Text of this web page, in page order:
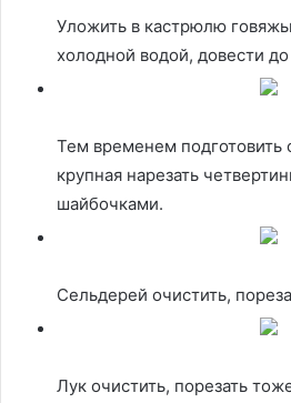
Уложить в кастрюлю
холодной водой, довести
Тем временем
крупная нарезать
шайбочками.
Сельдерей очистить,
Лук очистить, порезать